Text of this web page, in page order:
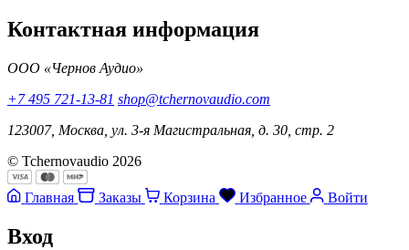
Контактная информация
ООО «Чернов Аудио»
+7 495 721-13-81 shop@tchernovaudio.com
123007, Москва, ул. 3-я Магистральная, д. 30, стр. 2
© Tchernovaudio 2026
Главная Заказы Корзина Избранное Войти
Вход